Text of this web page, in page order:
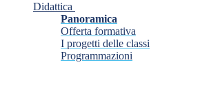
Didattica
Panoramica
Offerta formativa
I progetti delle classi
Programmazioni